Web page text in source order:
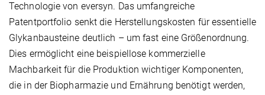
Technologie von eversyn. Das umfangreiche
Patentportfolio senkt die Herstellungskosten für essentielle
Glykanbausteine deutlich – um fast eine Größenordnung.
Dies ermöglicht eine beispiellose kommerzielle
Machbarkeit für die Produktion wichtiger Komponenten,
die in der Biopharmazie und Ernährung benötigt werden,